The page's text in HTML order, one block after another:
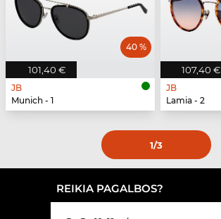
101,40 €
40 %
JB
Munich - 1
107,40 €
JB
Lamia - 2
1/3
REIKIA PAGALBOS?